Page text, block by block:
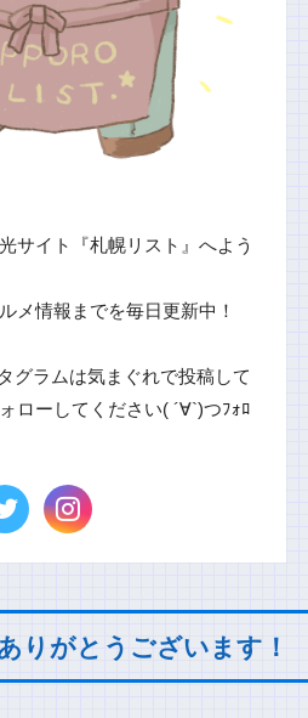
サイト『札幌リスト』へよう
メ情報までを毎日更新中！
グラムは気まぐれで投稿して
ローしてください( ´∀`)つﾌｫﾛ
りがとうございます！